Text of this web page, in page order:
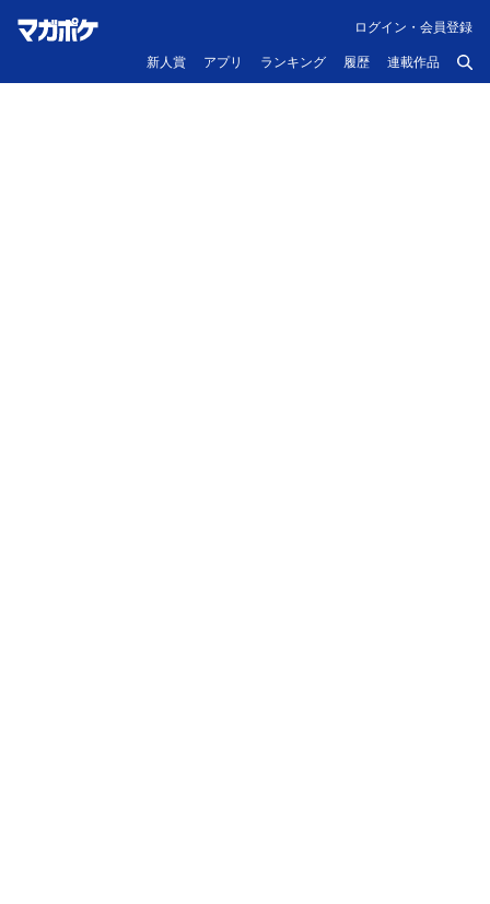
新人賞 アプリ ランキング 履歴 連載作品
ログイン・会員登録